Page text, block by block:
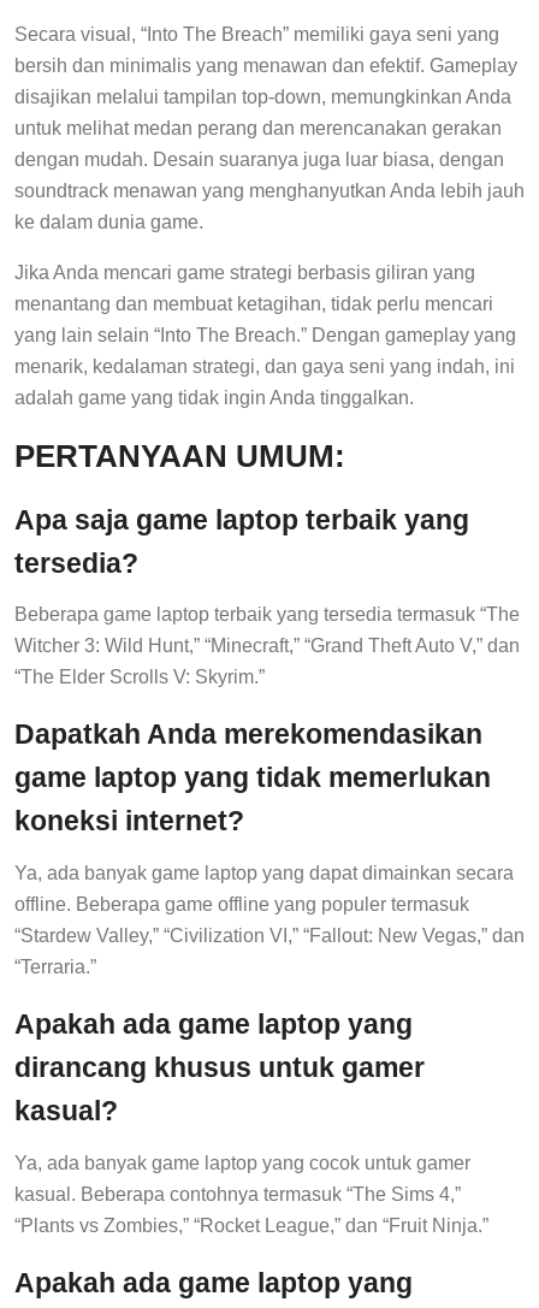
Secara visual, “Into The Breach” memiliki gaya seni yang
bersih dan minimalis yang menawan dan efektif. Gameplay
disajikan melalui tampilan top-down, memungkinkan Anda
untuk melihat medan perang dan merencanakan gerakan
dengan mudah. Desain suaranya juga luar biasa, dengan
soundtrack menawan yang menghanyutkan Anda lebih jauh
ke dalam dunia game.
Jika Anda mencari game strategi berbasis giliran yang
menantang dan membuat ketagihan, tidak perlu mencari
yang lain selain “Into The Breach.” Dengan gameplay yang
menarik, kedalaman strategi, dan gaya seni yang indah, ini
adalah game yang tidak ingin Anda tinggalkan.
PERTANYAAN UMUM:
Apa saja game laptop terbaik yang
tersedia?
Beberapa game laptop terbaik yang tersedia termasuk “The
Witcher 3: Wild Hunt,” “Minecraft,” “Grand Theft Auto V,” dan
“The Elder Scrolls V: Skyrim.”
Dapatkah Anda merekomendasikan
game laptop yang tidak memerlukan
koneksi internet?
Ya, ada banyak game laptop yang dapat dimainkan secara
offline. Beberapa game offline yang populer termasuk
“Stardew Valley,” “Civilization VI,” “Fallout: New Vegas,” dan
“Terraria.”
Apakah ada game laptop yang
dirancang khusus untuk gamer
kasual?
Ya, ada banyak game laptop yang cocok untuk gamer
kasual. Beberapa contohnya termasuk “The Sims 4,”
“Plants vs Zombies,” “Rocket League,” dan “Fruit Ninja.”
Apakah ada game laptop yang